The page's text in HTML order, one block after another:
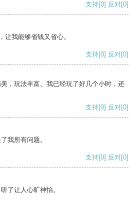
支持[0] 反对[0]
让我能够省钱又省心。
支持[0] 反对[0]
，玩法丰富。我已经玩了好几个小时，还
支持[0] 反对[0]
我所有问题。
支持[0] 反对[0]
了让人心旷神怡。